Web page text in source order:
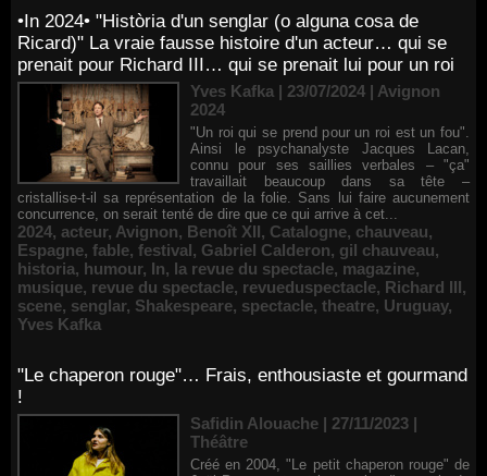
•In 2024• "Història d'un senglar (o alguna cosa de
Ricard)" La vraie fausse histoire d'un acteur… qui se
prenait pour Richard III… qui se prenait lui pour un roi
Yves Kafka | 23/07/2024 | Avignon
2024
"Un roi qui se prend pour un roi est un fou".
Ainsi le psychanalyste Jacques Lacan,
connu pour ses saillies verbales – "ça"
travaillait beaucoup dans sa tête –
cristallise-t-il sa représentation de la folie. Sans lui faire aucunement
concurrence, on serait tenté de dire que ce qui arrive à cet...
2024, acteur, Avignon, Benoît XII, Catalogne, chauveau,
Espagne, fable, festival, Gabriel Calderon, gil chauveau,
historia, humour, In, la revue du spectacle, magazine,
musique, revue du spectacle, revueduspectacle, Richard III,
scene, senglar, Shakespeare, spectacle, theatre, Uruguay,
Yves Kafka
"Le chaperon rouge"… Frais, enthousiaste et gourmand
!
Safidin Alouache | 27/11/2023 |
Théâtre
Créé en 2004, "Le petit chaperon rouge" de